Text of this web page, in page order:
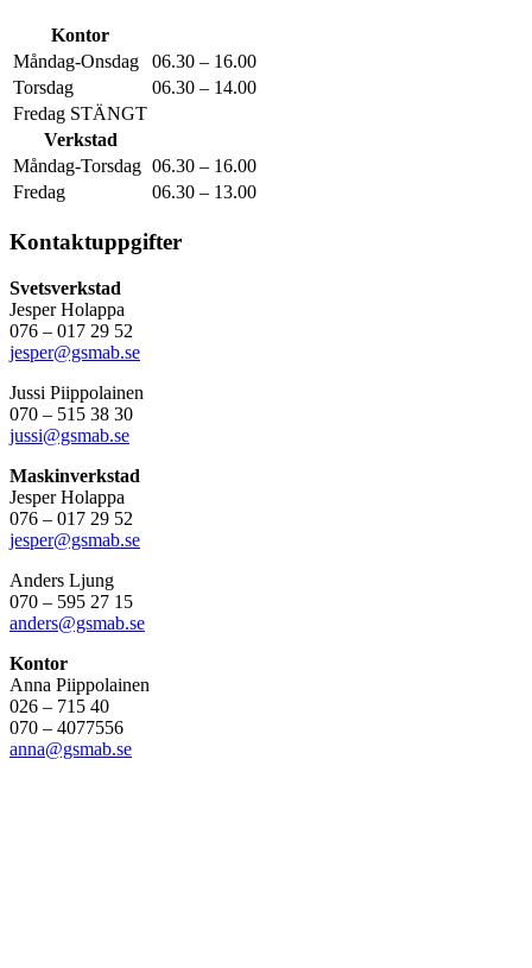
Kontor
Måndag-Onsdag
06.30 – 16.00
Torsdag
06.30 – 14.00
Fredag STÄNGT
Verkstad
Måndag-Torsdag 06.30 – 16.00
Fredag
06.30 – 13.00
Kontaktuppgifter
Svetsverkstad
Jesper Holappa
076 – 017 29 52
jesper@gsmab.se
Jussi Piippolainen
070 – 515 38 30
jussi@gsmab.se
Maskinverkstad
Jesper Holappa
076 – 017 29 52
jesper@gsmab.se
Anders Ljung
070 – 595 27 15
anders@gsmab.se
Kontor
Anna Piippolainen
026 – 715 40
070 – 4077556
anna@gsmab.se